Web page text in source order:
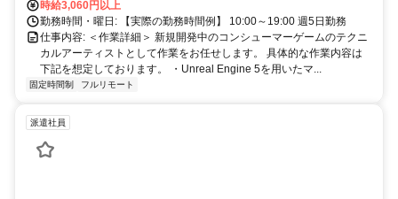
時給3,060円以上
勤務時間・曜日: 【実際の勤務時間例】 10:00～19:00 週5日勤務
仕事内容: ＜作業詳細＞ 新規開発中のコンシューマーゲームのテクニ
カルアーティストとして作業をお任せします。 具体的な作業内容は
下記を想定しております。 ・Unreal Engine 5を用いたマ...
固定時間制 フルリモート
派遣社員